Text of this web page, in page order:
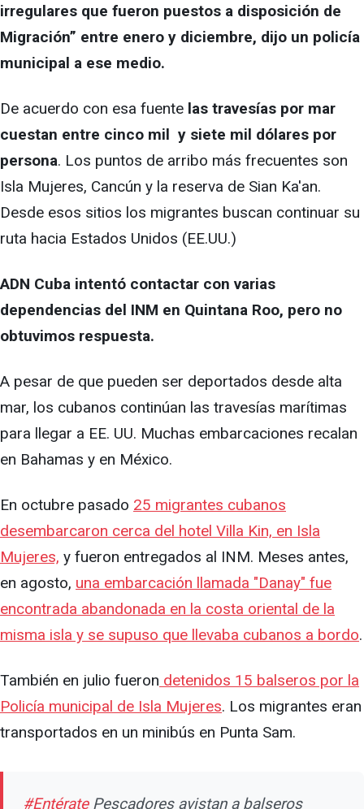
irregulares que fueron puestos a disposición de
Migración” entre enero y diciembre, dijo un policía
municipal a ese medio.
De acuerdo con esa fuente las travesías por mar
cuestan entre cinco mil y siete mil dólares por
persona. Los puntos de arribo más frecuentes son
Isla Mujeres, Cancún y la reserva de Sian Ka'an.
Desde esos sitios los migrantes buscan continuar su
ruta hacia Estados Unidos (EE.UU.)
ADN Cuba intentó contactar con varias
dependencias del INM en Quintana Roo, pero no
obtuvimos respuesta.
A pesar de que pueden ser deportados desde alta
mar, los cubanos continúan las travesías marítimas
para llegar a EE. UU. Muchas embarcaciones recalan
en Bahamas y en México.
En octubre pasado 25 migrantes cubanos
desembarcaron cerca del hotel Villa Kin, en Isla
Mujeres, y fueron entregados al INM. Meses antes,
en agosto, una embarcación llamada "Danay" fue
encontrada abandonada en la costa oriental de la
misma isla y se supuso que llevaba cubanos a bordo.
También en julio fueron detenidos 15 balseros por la
Policía municipal de Isla Mujeres. Los migrantes eran
transportados en un minibús en Punta Sam.
#EntératePescadores avistan a balseros